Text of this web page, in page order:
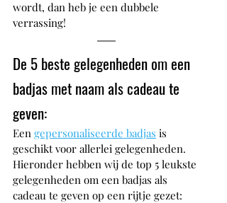
wordt, dan heb je een dubbele
verrassing!
De 5 beste gelegenheden om een
badjas met naam als cadeau te
geven:
Een gepersonaliseerde badjas is
geschikt voor allerlei gelegenheden.
Hieronder hebben wij de top 5 leukste
gelegenheden om een badjas als
cadeau te geven op een rijtje gezet: